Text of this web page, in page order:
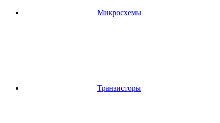
Микросхемы
Транзисторы